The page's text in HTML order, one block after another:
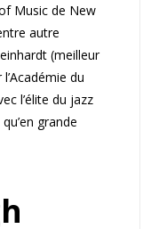
Music de New
autre
(meilleur
du
l’élite du jazz
grande